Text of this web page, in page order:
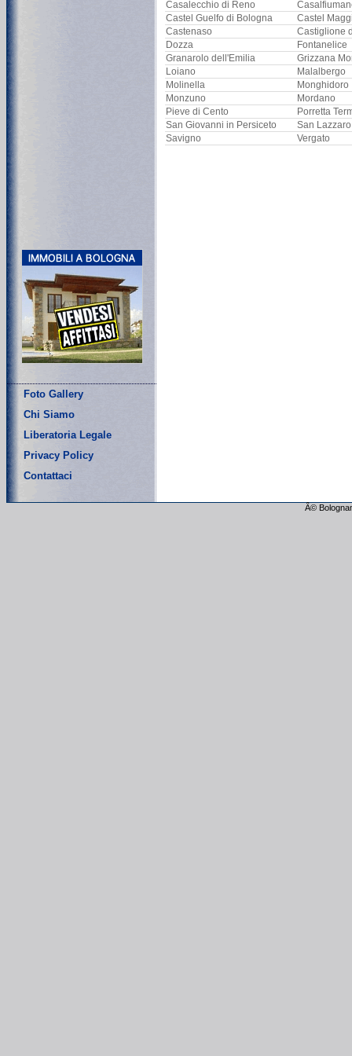
Foto Gallery
Chi Siamo
Liberatoria Legale
Privacy Policy
Contattaci
Casalecchio di Reno
Castel Guelfo di Bologna
Castel
Castenaso
Castiglione
Dozza
Fontanelice
Granarolo dell'Emilia
Grizzana
Loiano
Malalbergo
Molinella
Monghidoro
Monzuno
Mordano
Pieve di Cento
Porretta
San Giovanni in Persiceto
San
Savigno
Vergato
Â©